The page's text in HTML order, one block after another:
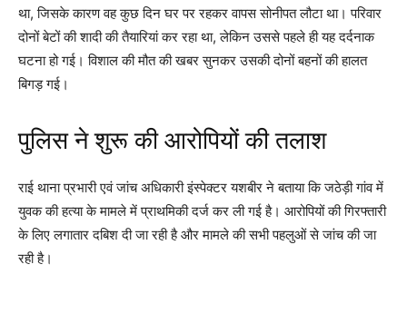
था, जिसके कारण वह कुछ दिन घर पर रहकर वापस सोनीपत लौटा था। परिवार
दोनों बेटों की शादी की तैयारियां कर रहा था, लेकिन उससे पहले ही यह दर्दनाक
घटना हो गई। विशाल की मौत की खबर सुनकर उसकी दोनों बहनों की हालत
बिगड़ गई।
पुलिस ने शुरू की आरोपियों की तलाश
राई थाना प्रभारी एवं जांच अधिकारी इंस्पेक्टर यशबीर ने बताया कि जठेड़ी गांव में
युवक की हत्या के मामले में प्राथमिकी दर्ज कर ली गई है। आरोपियों की गिरफ्तारी
के लिए लगातार दबिश दी जा रही है और मामले की सभी पहलुओं से जांच की जा
रही है।